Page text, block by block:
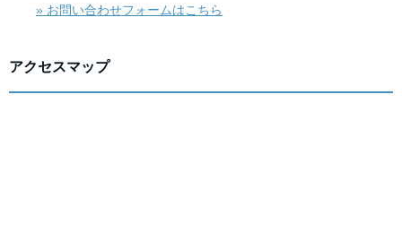
» お問い合わせフォームはこちら
アクセスマップ